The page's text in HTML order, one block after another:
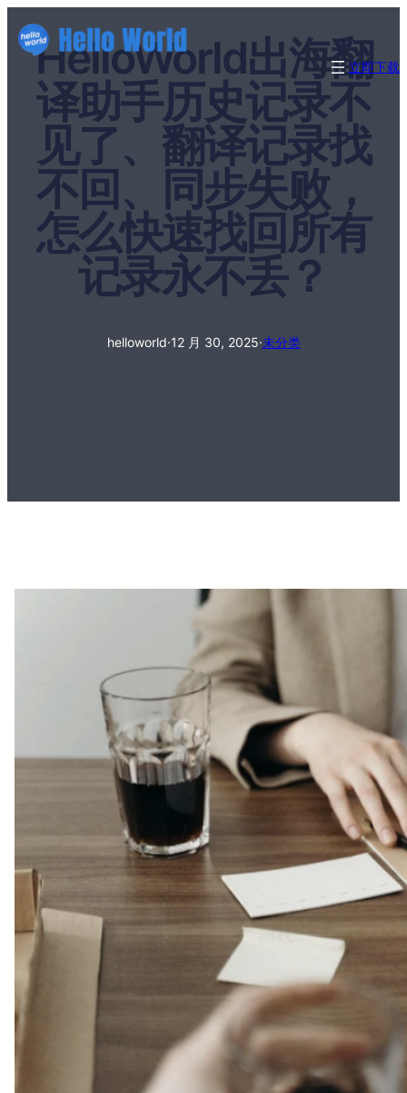
立即下载
HelloWorld出海翻
译助手历史记录不
见了、翻译记录找
不回、同步失败，
怎么快速找回所有
记录永不丢？
helloworld·12 月 30, 2025·未分类